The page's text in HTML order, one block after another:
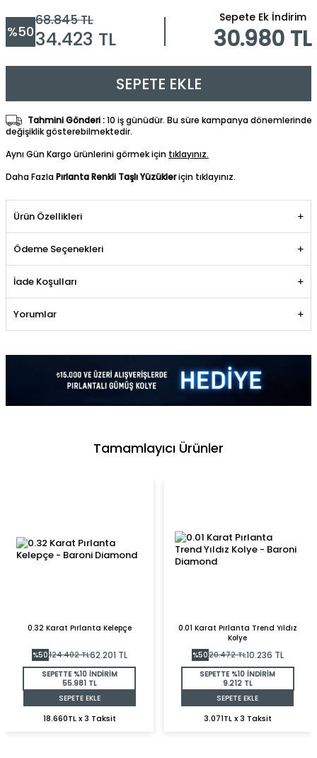
%50
68.845TL
34.423 TL
Sepete Ek İndirim
30.980 TL
SEPETE EKLE
Tahmini Gönderi :10 iş günüdür. Bu süre kampanya dönemlerinde
değişiklik gösterebilmektedir.
Aynı Gün Kargo ürünlerini görmek için tıklayınız.
Daha FazlaPırlanta Renkli Taşlı Yüzükleriçin tıklayınız.
Ürün Özellikleri
Ödeme Seçenekleri
İade Koşulları
Yorumlar
Tamamlayıcı Ürünler
0.32 Karat Pırlanta Kelepçe
%50124.402TL62.201 TL
SEPETTE %10 İNDİRİM
55.981 TL
SEPETE EKLE
18.660TL x 3 Taksit
0.01 Karat Pırlanta Trend Yıldız
Kolye
%5020.472TL10.236 TL
SEPETTE %10 İNDİRİM
9.212 TL
SEPETE EKLE
3.071TL x 3 Taksit